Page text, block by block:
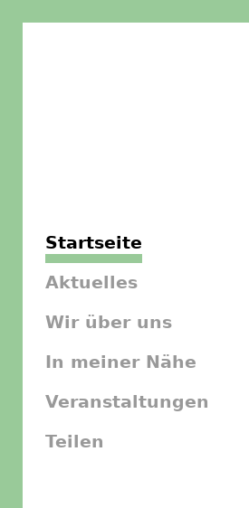
Startseite
Aktuelles
Wir über uns
In meiner Nähe
Veranstaltungen
Teilen